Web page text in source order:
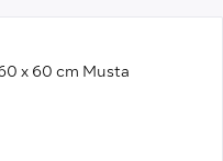
x 60 cm Musta